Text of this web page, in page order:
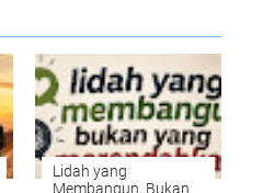
Lidah yang
Membangun, Bukan